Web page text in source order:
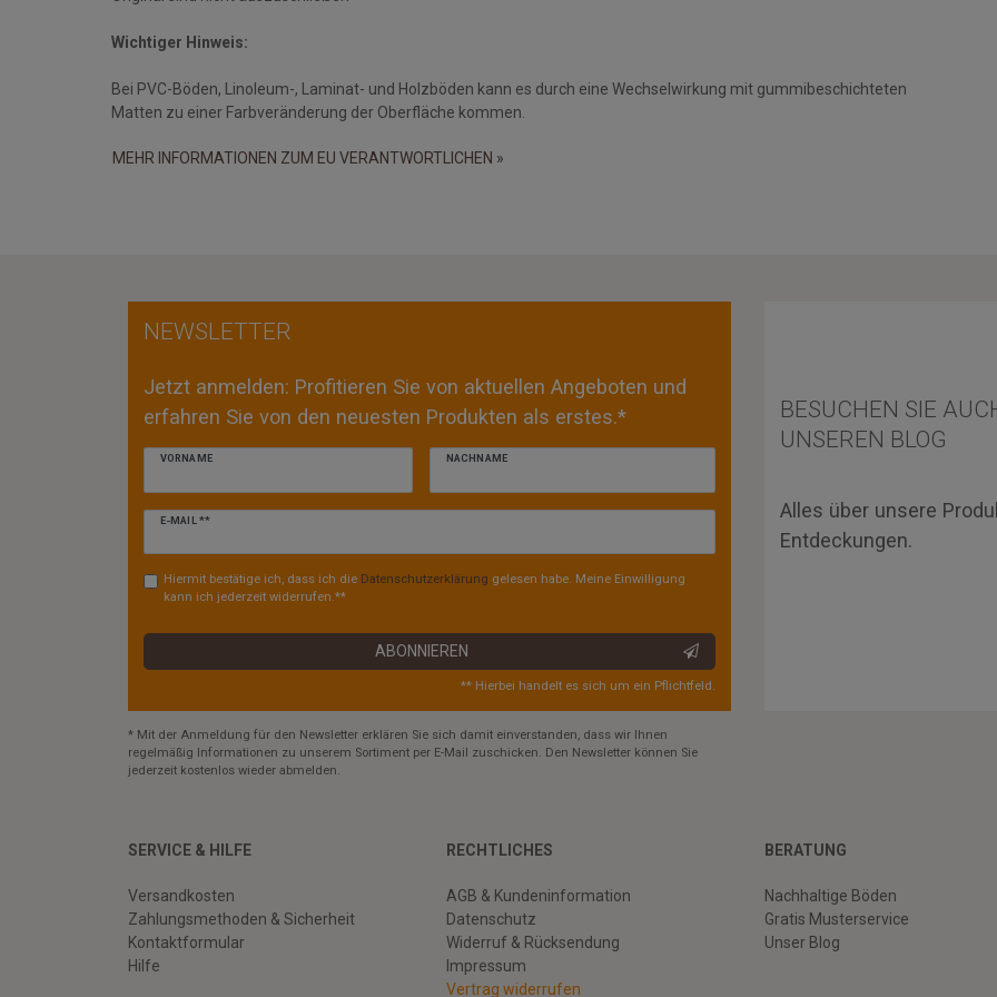
Wichtiger Hinweis:
Bei PVC-Böden, Linoleum-, Laminat- und Holzböden kann es durch eine Wechselwirkung mit gummibeschichteten
Matten zu einer Farbveränderung der Oberfläche kommen.
MEHR INFORMATIONEN ZUM EU VERANTWORTLICHEN »
NEWSLETTER
Jetzt anmelden: Profitieren Sie von aktuellen Angeboten und
erfahren Sie von den neuesten Produkten als erstes.*
VORNAME NACHNAME
E-MAIL **
Newsletter
Hiermit bestätige ich, dass ich die Daten­schutz­erklärung gelesen habe. Meine Einwilligung
kann ich jederzeit widerrufen.**
ABONNIEREN
** Hierbei handelt es sich um ein Pflichtfeld.
BESUCHEN SIE
UNSEREN BLOG
Alles über unsere
Entdeckungen.
* Mit der Anmeldung für den Newsletter erklären Sie sich damit einverstanden, dass wir Ihnen
regelmäßig Informationen zu unserem Sortiment per E-Mail zuschicken. Den Newsletter können Sie
jederzeit kostenlos wieder abmelden.
SERVICE & HILFE
Versandkosten
Zahlungsmethoden & Sicherheit
Kontaktformular
Hilfe
RECHTLICHES
AGB & Kundeninformation
Datenschutz
Widerruf & Rücksendung
Impressum
Vertrag widerrufen
BERATUNG
Nachhaltige Böden
Gratis Musterservice
Unser Blog